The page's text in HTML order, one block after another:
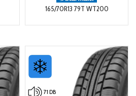
165/70R13 79T WT200
71 DB